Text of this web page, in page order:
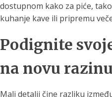
dostupnom kako za piće,
kuhanje kave ili pripremu
Podignite
na novu razinu
Mali detalji čine razliku